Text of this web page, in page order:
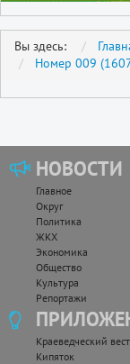
Вы здесь:
Номер 009
НОВОСТИ
Главное
Округ
Политика
ЖКХ
Экономика
Общество
Культура
Репортажи
Краеведческий
Кипяток